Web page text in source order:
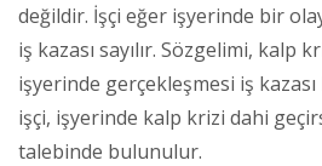
değildir. İşçi eğer işyerinde bir
iş kazası sayılır. Sözgelimi, kalp
işyerinde gerçekleşmesi iş
işçi, işyerinde kalp krizi dahi
talebinde bulunulur.